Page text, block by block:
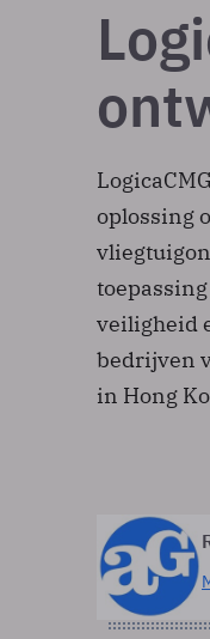
oplossing
veiligheid
bedrijven
in Hong